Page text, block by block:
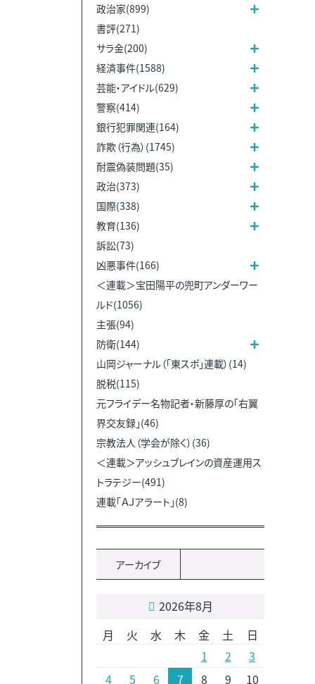
政治家(899)
書評(271)
サラ金(200)
経済事件(1588)
芸能・アイドル(629)
警察(414)
銀行犯罪関連(164)
詐欺（行為）(1745)
耐震偽装問題(35)
政治(373)
国際(338)
教育(136)
訴訟(73)
凶悪事件(166)
＜連載＞宝田陽平の兜町アンダーワー
ルド(1056)
主張(94)
防衛(144)
山岡ジャーナル（「東スポ」連載）(14)
脱税(115)
元フライデー名物記者・新藤厚の「右翼
界交友録」(46)
宗教法人（学会が除く）(36)
＜連載＞アッシュブレインの資産運用ス
トラテジー(491)
連載「ＡＪアラート」(8)
アーカイブ
2026年8月
月
火 水 木 金 土
日
1
2
3
4
5 6 7 8 9 10